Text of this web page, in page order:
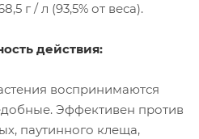
г / л (93,5% от веса).
действия:
воспринимаются
Эффективен против
паутинного клеща,